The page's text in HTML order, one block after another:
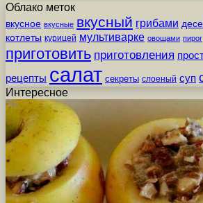
Облако меток
вкусное вкусные вкусный грибами
котлеты курицей мультиварке овощами пирог
приготовить приготовления
рецепты салат секреты слоеный суп
Интересное